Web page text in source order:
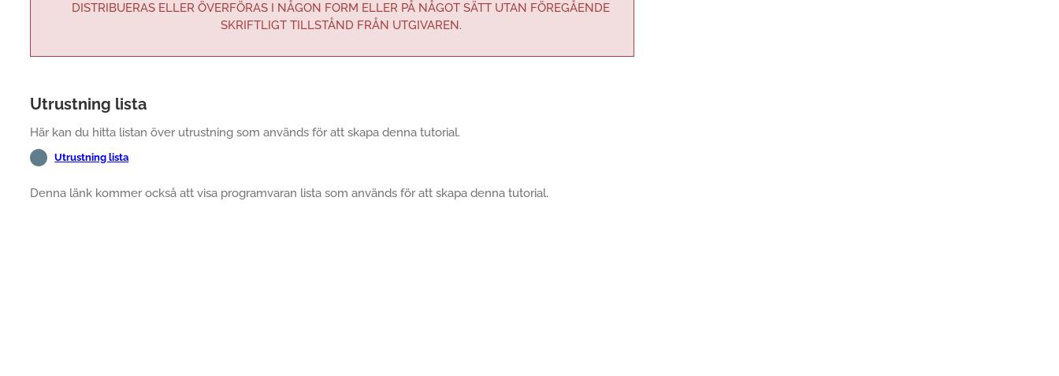
DISTRIBUERAS ELLER ÖVERFÖRAS I NÅGON FORM ELLER PÅ NÅGOT SÄTT UTAN FÖREGÅENDE
SKRIFTLIGT TILLSTÅND FRÅN UTGIVAREN.
Utrustning lista
Här kan du hitta listan över utrustning som används för att skapa denna tutorial.
Utrustning lista
Denna länk kommer också att visa programvaran lista som används för att skapa denna tutorial.